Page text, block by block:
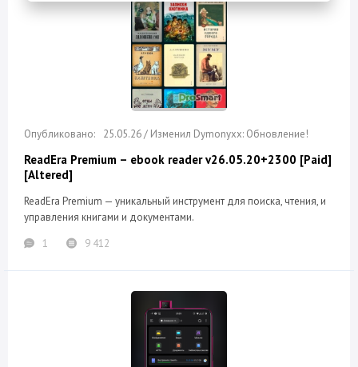
25.05.26 / Изменил Dymonyxx: Обновление!
ReadEra Premium – ebook reader v26.05.20+2300 [Paid]
[Altered]
ReadEra Premium — уникальный инструмент для поиска, чтения, и
управления книгами и документами.
1
9 412